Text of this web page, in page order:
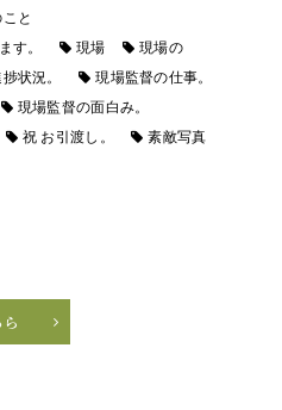
と
す。
現場
現場の
状況。
現場監督の仕事。
現場監督の面白み。
祝 お引渡し。
素敵写真